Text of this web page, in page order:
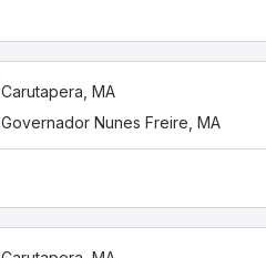
Carutapera, MA
Governador Nunes Freire, MA